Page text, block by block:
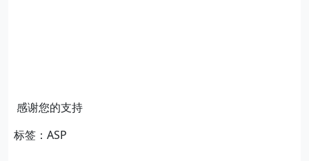
感谢您的支持
标签：ASP